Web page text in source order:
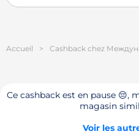
Accueil > Cashback chez
Ce cashback est en pause 😔,
magasin
Voir les